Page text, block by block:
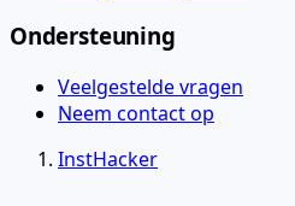
Ondersteuning
Veelgestelde vragen
Neem contact op
InstHacker